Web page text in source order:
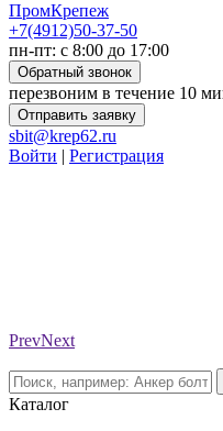
ПромКрепеж
+7(4912)50-37-50
пн-пт: с 8:00 до 17:00
Обратный звонок
перезвоним в течение 10
Отправить заявку
sbit@krep62.ru
Войти | Регистрация
PrevNext
Каталог